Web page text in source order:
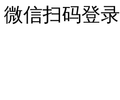
微信扫码登录